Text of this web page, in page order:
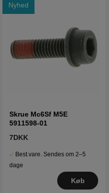
Nyhed
Skrue Mc6Sf M5E
5911598-01
7DKK
Best.vare. Sendes om 2–5
dage
Køb